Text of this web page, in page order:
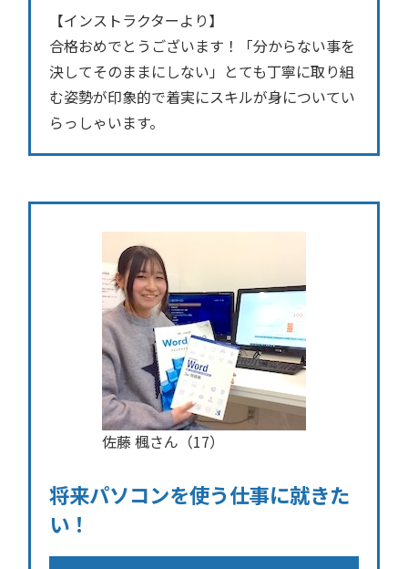
【インストラクターより】
合格おめでとうございます！「分からない事を
決してそのままにしない」とても丁寧に取り組
む姿勢が印象的で着実にスキルが身についてい
らっしゃいます。
佐藤 楓さん（17）
将来パソコンを使う仕事に就きた
い！